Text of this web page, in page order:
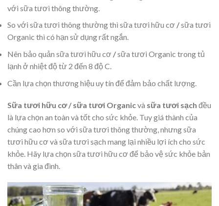
với sữa tươi thông thường.
So với sữa tươi thông thường thì sữa tươi hữu cơ /sữa tươi
Organic thì có hạn sử dụng rất ngắn.
Nên bảo quản sữa tươi hữu cơ /sữa tươi Organic trong tủ
lạnh ở nhiệt độ từ 2 đến 8 độ C.
Cần lựa chọn thương hiệu uy tín để đảm bảo chất lượng.
Sữa tươi hữu cơ / sữa tươi Organicvà sữa tươi sạch đều
là lựa chọn an toàn và tốt cho sức khỏe. Tuy giá thành của
chúng cao hơn so với sữa tươi thông thường, nhưng sữa
tươi hữu cơ và sữa tươi sạch mang lại nhiều lợi ích cho sức
khỏe. Hãy lựa chọn sữa tươi hữu cơ để bảo vệ sức khỏe bản
thân và gia đình.